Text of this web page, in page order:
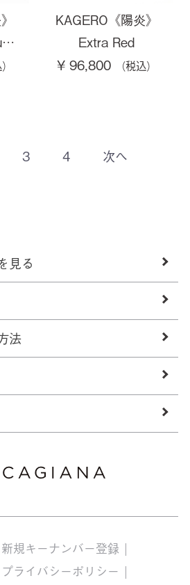
KAGERO《陽炎》
Extra Red
¥ 96,800
3 4 次へ
見る
法
新規キーナンバー登録
プライバシーポリシー